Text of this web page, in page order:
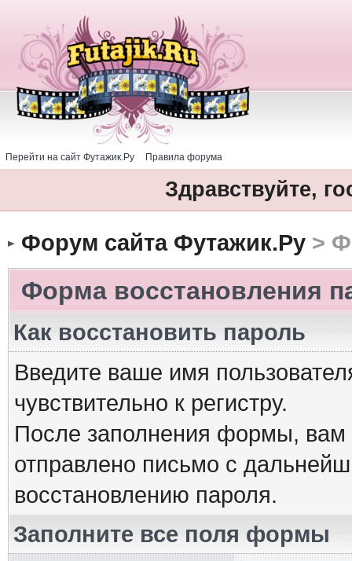
Перейти на сайт Футажик.Ру Правила форума
Здравствуйте,
Форум сайта Футажик.Ру>
Форма восстановления
Как восстановить пароль
Введите ваше имя
чувствительно к регистру.
После заполнения формы, вам
отправлено письмо с
восстановлению пароля.
Заполните все поля формы